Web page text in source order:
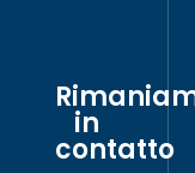
in
contatto